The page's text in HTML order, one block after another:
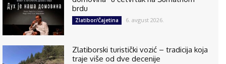
brdu
Zlatibor/Čajetina 6. avgust 2026.
Zlatiborski turistički vozić – tradicija koja
traje više od dve decenije